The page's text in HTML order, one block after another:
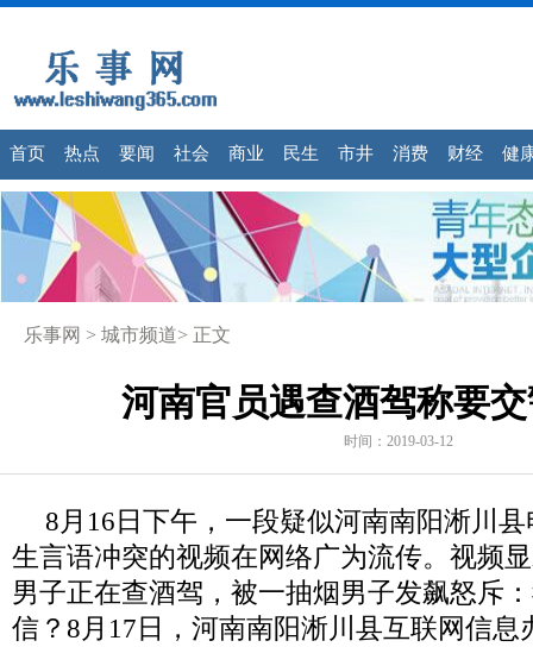
首页 热点 要闻 社会 商业 民生 市井 消费 财经 健
乐事网 > 城市频道> 正文
河南官员遇查酒驾称要
时间：2019-03-12
8月 16日下午，一段疑似河南南阳淅川
生言语冲突的视频在网络广为流传。视频
男子正在查酒驾，被一抽烟男子发飙怒斥
信？ 8月 17日，河南南阳淅川县互联网信息